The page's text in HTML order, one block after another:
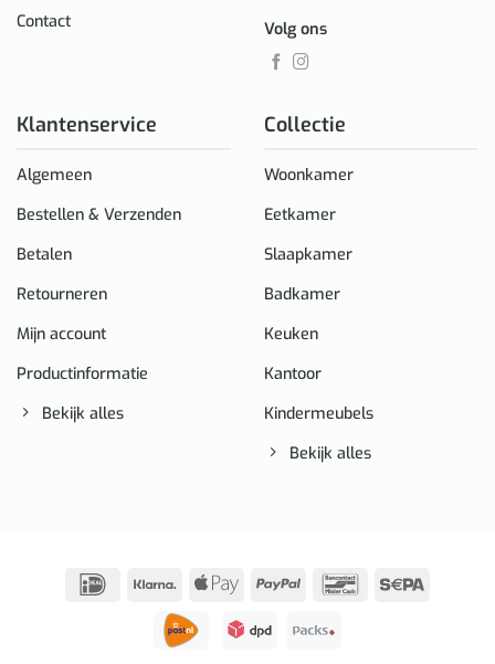
Contact
Klantenservice
Algemeen
Bestellen & Verzenden
Betalen
Retourneren
Mijn account
Productinformatie
Bekijk alles
Collectie
Woonkamer
Eetkamer
Slaapkamer
Badkamer
Keuken
Kantoor
Kindermeubels
Bekijk alles
Volg ons
IDeal Klarna
Apple
PayPal BancontactSepa